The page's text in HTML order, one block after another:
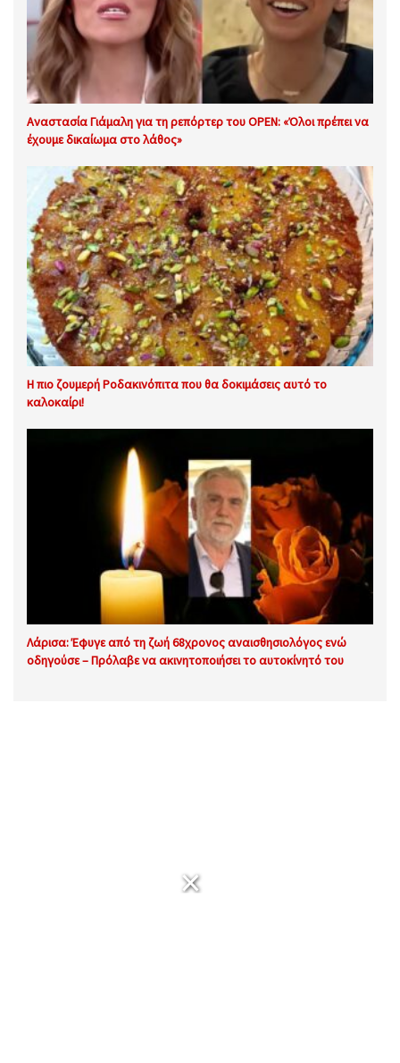
Αναστασία Γιάμαλη για τη ρεπόρτερ του OPEN: «Όλοι πρέπει να
έχουμε δικαίωμα στο λάθος»
Η πιο ζουμερή Ροδακινόπιτα που θα δοκιμάσεις αυτό το
καλοκαίρι!
Λάρισα: Έφυγε από τη ζωή 68χρονος αναισθησιολόγος ενώ
οδηγούσε – Πρόλαβε να ακινητοποιήσει το αυτοκίνητό του